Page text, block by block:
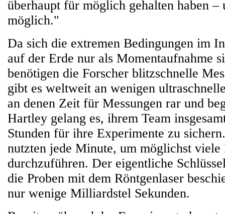
überhaupt für möglich gehalten haben –
möglich."
Da sich die extremen Bedingungen im
auf der Erde nur als Momentaufnahme
benötigen die Forscher blitzschnelle
gibt es weltweit an wenigen
an denen Zeit für Messungen rar und
Hartley gelang es, ihrem Team
Stunden für ihre Experimente zu
nutzten jede Minute, um möglichst viele
durchzuführen. Der eigentliche
die Proben mit dem Röntgenlaser
nur wenige Milliardstel Sekunden.